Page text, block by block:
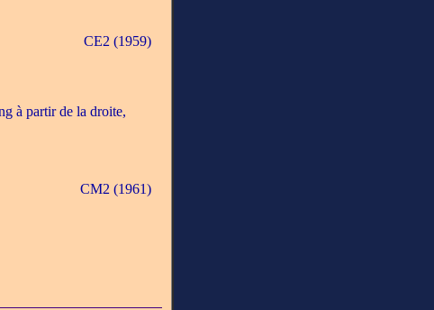
CE2 (1959)
à partir de la droite,
CM2 (1961)